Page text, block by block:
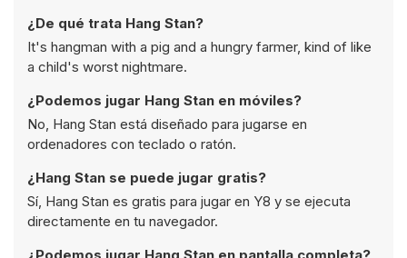
¿De qué trata Hang Stan?
It's hangman with a pig and a hungry farmer, kind of like
a child's worst nightmare.
¿Podemos jugar Hang Stan en móviles?
No, Hang Stan está diseñado para jugarse en
ordenadores con teclado o ratón.
¿Hang Stan se puede jugar gratis?
Sí, Hang Stan es gratis para jugar en Y8 y se ejecuta
directamente en tu navegador.